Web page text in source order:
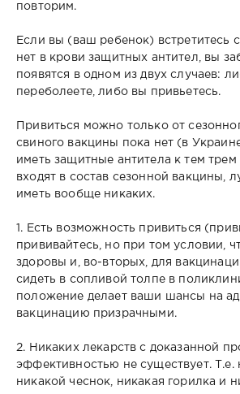
повторим.
Если вы (ваш ребенок) встретитесь
нет в крови защитных антител, вы
появятся в одном из двух случаев:
переболеете, либо вы привьетесь.
Привиться можно только от
свиного вакцины пока нет (в
иметь защитные антитела к тем
входят в состав сезонной вакцины,
иметь вообще никаких.
1. Есть возможность привиться
прививайтесь, но при том условии,
здоровы и, во-вторых, для
сидеть в сопливой толпе в
положение делает ваши шансы на
вакцинацию призрачными.
2. Никаких лекарств с доказанной
эффективностью не существует. Т.е.
никакой чеснок, никакая горилка и